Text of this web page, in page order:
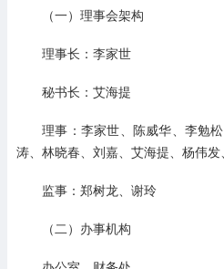
（一）理事会架构
理事长：李家世
秘书长：艾海提
理事：李家世、陈威华、李勉松
涛、林晓春、刘嘉、艾海提、杨伟
监事：郑树龙、谢玲
（二）办事机构